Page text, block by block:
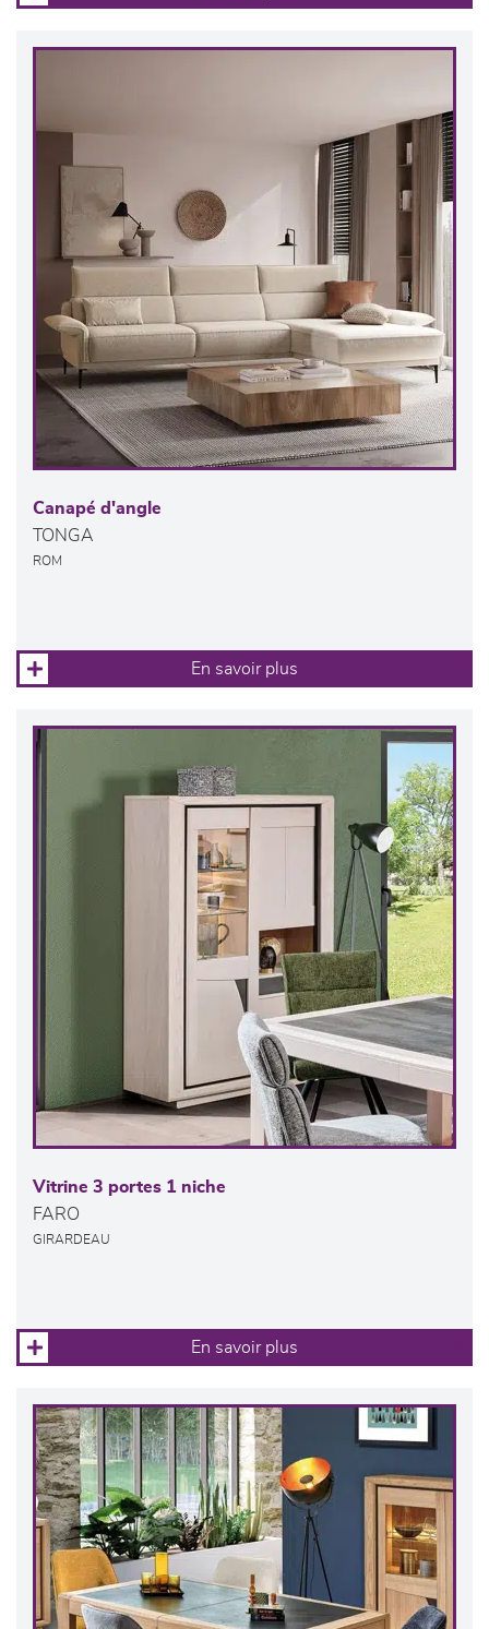
Canapé d'angle
TONGA
ROM
En savoir plus
Vitrine 3 portes 1 niche
FARO
GIRARDEAU
En savoir plus